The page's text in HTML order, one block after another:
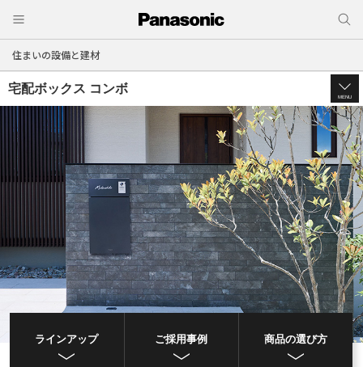
住まいの設備と建材
宅配ボックス コンボ
MENU
ラインアップ ご採用事例 商品の選び方